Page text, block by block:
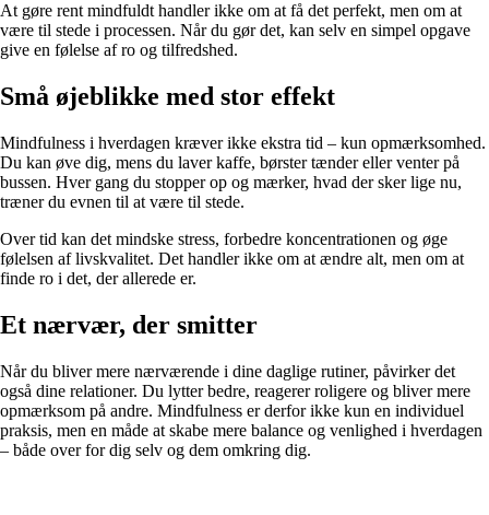
At gøre rent mindfuldt handler ikke om at få det perfekt, men om at
være til stede i processen. Når du gør det, kan selv en simpel opgave
give en følelse af ro og tilfredshed.
Små øjeblikke med stor effekt
Mindfulness i hverdagen kræver ikke ekstra tid – kun opmærksomhed.
Du kan øve dig, mens du laver kaffe, børster tænder eller venter på
bussen. Hver gang du stopper op og mærker, hvad der sker lige nu,
træner du evnen til at være til stede.
Over tid kan det mindske stress, forbedre koncentrationen og øge
følelsen af livskvalitet. Det handler ikke om at ændre alt, men om at
finde ro i det, der allerede er.
Et nærvær, der smitter
Når du bliver mere nærværende i dine daglige rutiner, påvirker det
også dine relationer. Du lytter bedre, reagerer roligere og bliver mere
opmærksom på andre. Mindfulness er derfor ikke kun en individuel
praksis, men en måde at skabe mere balance og venlighed i hverdagen
– både over for dig selv og dem omkring dig.